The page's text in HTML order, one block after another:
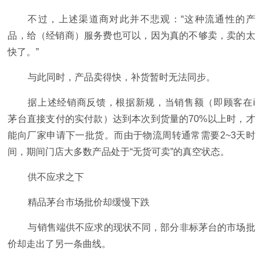
不过，上述渠道商对此并不悲观：“这种流通性的产
品，给（经销商）服务费也可以，因为真的不够卖，卖的太
快了。”
与此同时，产品卖得快，补货暂时无法同步。
据上述经销商反馈，根据新规，当销售额（即顾客在i
茅台直接支付的实付款）达到本次到货量的70%以上时，才
能向厂家申请下一批货。而由于物流周转通常需要2~3天时
间，期间门店大多数产品处于“无货可卖”的真空状态。
供不应求之下
精品茅台市场批价却缓慢下跌
与销售端供不应求的现状不同，部分非标茅台的市场批
价却走出了另一条曲线。